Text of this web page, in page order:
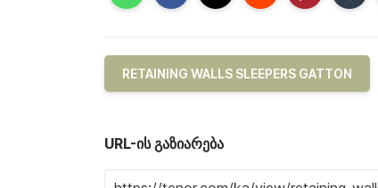
RETAINING WALLS SLEEPERS GATTON
URL-ის გაზიარება